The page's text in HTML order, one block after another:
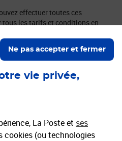
vie privée,
La Poste et ses
cookies (ou technologies
Ne pas accepter et fermer
effectuer toutes ces
tous les tarifs et conditions en